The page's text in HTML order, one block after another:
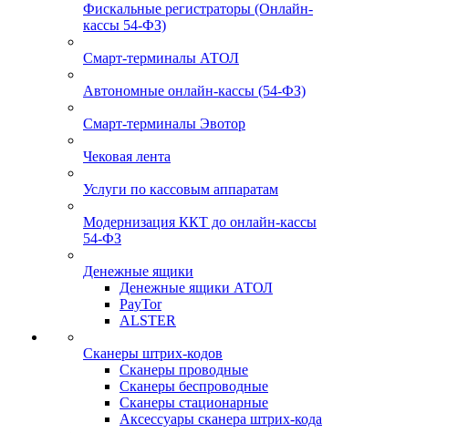
Фискальные регистраторы (Онлайн-
кассы 54-ФЗ)
Смарт-терминалы АТОЛ
Автономные онлайн-кассы (54-ФЗ)
Смарт-терминалы Эвотор
Чековая лента
Услуги по кассовым аппаратам
Модернизация ККТ до онлайн-кассы
54-ФЗ
Денежные ящики
Денежные ящики АТОЛ
PayTor
ALSTER
Сканеры штрих-кодов
Сканеры проводные
Сканеры беспроводные
Сканеры стационарные
Аксессуары сканера штрих-кода